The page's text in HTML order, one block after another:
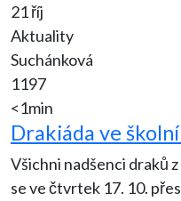
21 říj
Aktuality
Suchánková
1197
<1min
Drakiáda ve
Všichni nadšenci draků
se ve čtvrtek 17. 10.